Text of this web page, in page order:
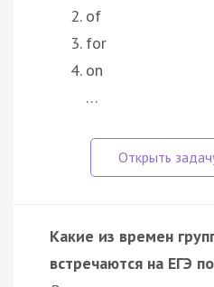
of
for
on
…
Какие из времен
встречаются на ЕГЭ